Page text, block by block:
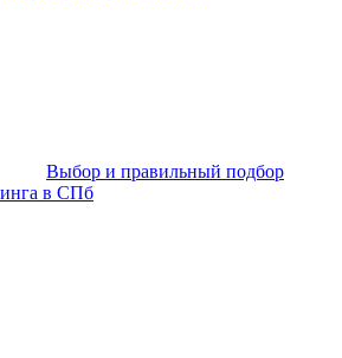
Выбор и правильный подбор
в СПб